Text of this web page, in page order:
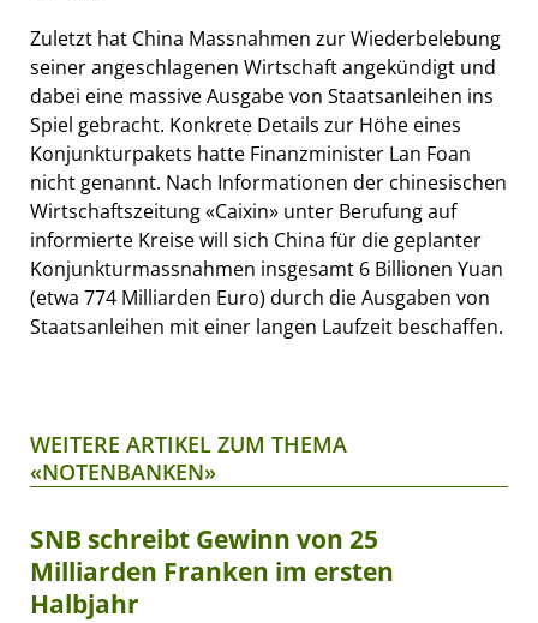
Zuletzt hat China Massnahmen zur Wiederbelebung
seiner angeschlagenen Wirtschaft angekündigt und
dabei eine massive Ausgabe von Staatsanleihen ins
Spiel gebracht. Konkrete Details zur Höhe eines
Konjunkturpakets hatte Finanzminister Lan Foan
nicht genannt. Nach Informationen der chinesischen
Wirtschaftszeitung «Caixin» unter Berufung auf
informierte Kreise will sich China für die geplanter
Konjunkturmassnahmen insgesamt 6 Billionen Yuan
(etwa 774 Milliarden Euro) durch die Ausgaben von
Staatsanleihen mit einer langen Laufzeit beschaffen.
WEITERE ARTIKEL ZUM THEMA
«NOTENBANKEN»
SNB schreibt Gewinn von 25
Milliarden Franken im ersten
Halbjahr